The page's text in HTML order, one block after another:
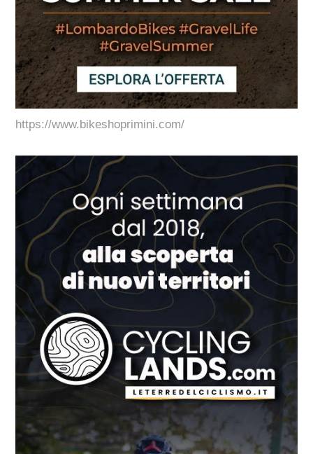
https://www.bikeshoprimini.com/